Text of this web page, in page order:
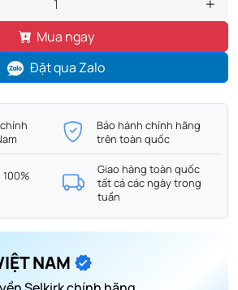
Mua ngay
Đặt qua Zalo
Bảo hành chính hãng
trên toàn quốc
Giao hàng toàn quốc
tất cả các ngày trong
tuần
NAM